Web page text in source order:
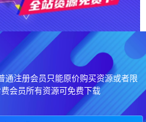
通注册会员只能原价购买资源或者限
会员所有资源可免费下载